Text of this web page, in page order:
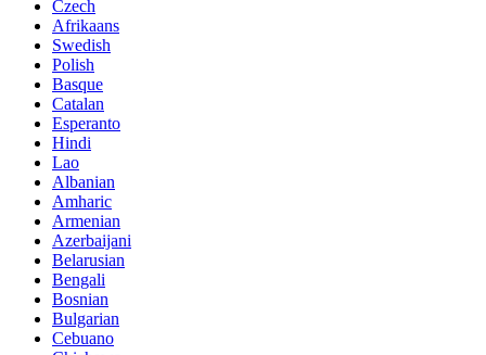
Czech
Afrikaans
Swedish
Polish
Basque
Catalan
Esperanto
Hindi
Lao
Albanian
Amharic
Armenian
Azerbaijani
Belarusian
Bengali
Bosnian
Bulgarian
Cebuano